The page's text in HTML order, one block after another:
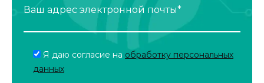
Ваш адрес электронной почты*
Я даю согласие на обработку персональных
данных